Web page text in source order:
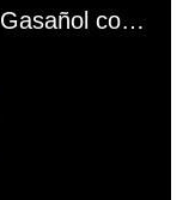
El mal momento de Yanina Gasañol con un hincha argentino en "Subrayado"